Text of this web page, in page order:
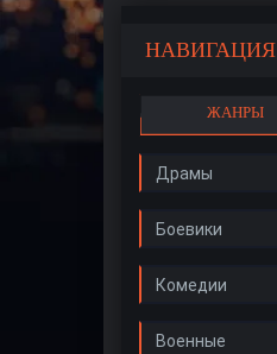
НАВИГАЦИЯ
ЖАНРЫ
Драмы
Боевики
Комедии
Военные